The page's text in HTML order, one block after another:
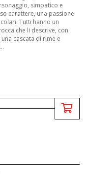
simpatico e
carattere, una passione
Tutti hanno un
che li descrive, con
cascata di rime e